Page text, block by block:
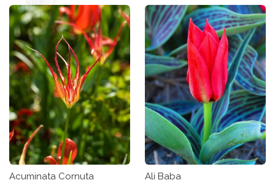
Acuminata Cornuta
Ali Baba